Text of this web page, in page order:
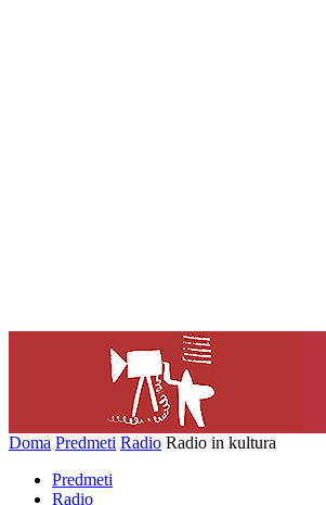
Doma Predmeti Radio Radio in kultura
Predmeti
Radio